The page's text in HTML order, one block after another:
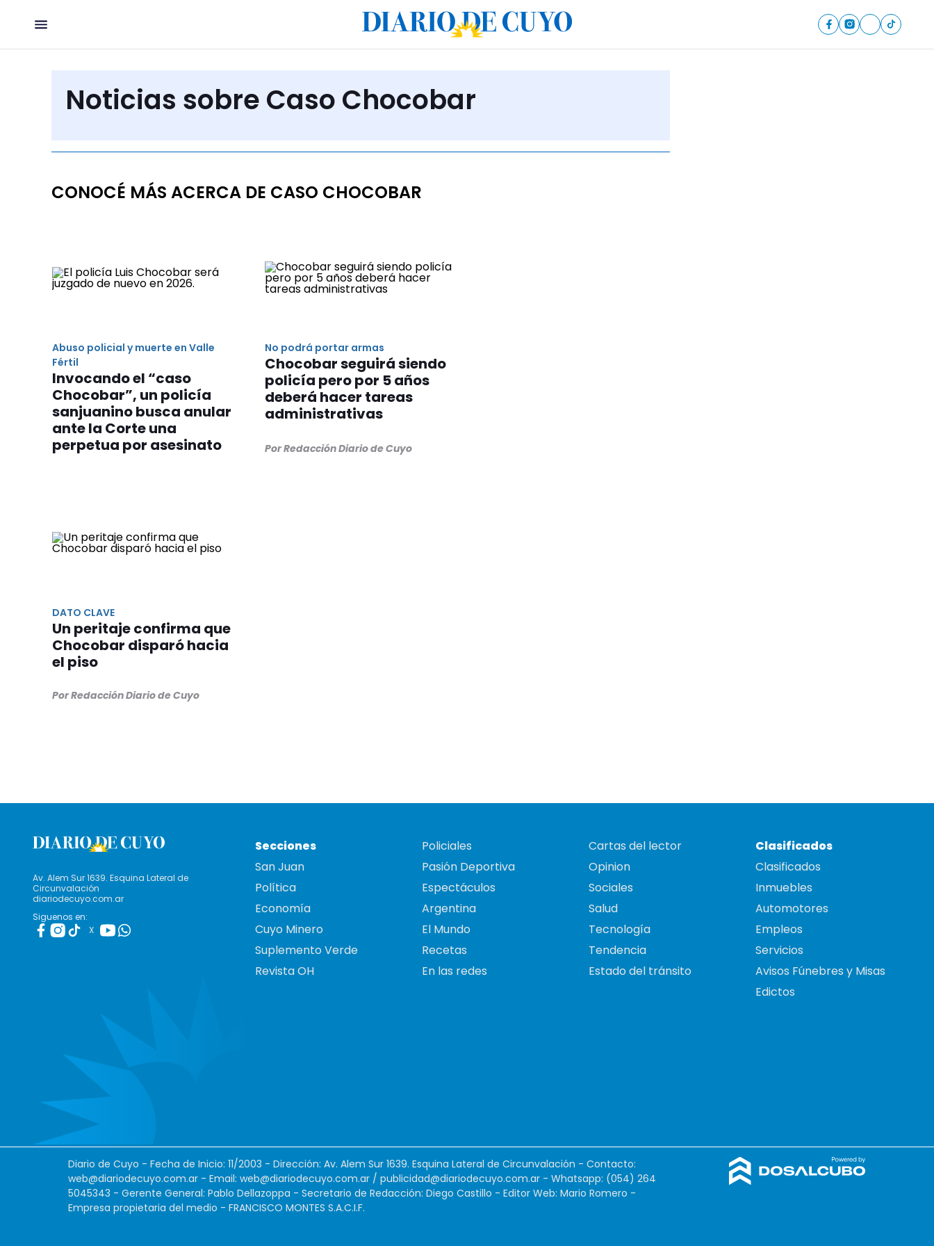
Noticias sobre Caso Chocobar
CONOCÉ MÁS ACERCA DE CASO CHOCOBAR
Abuso policial y muerte en Valle
Fértil
Invocando el “caso
Chocobar”, un policía
sanjuanino busca anular
ante la Corte una
perpetua por asesinato
No podrá portar armas
Chocobar seguirá siendo
policía pero por 5 años
deberá hacer tareas
administrativas
Por Redacción Diario de Cuyo
DATO CLAVE
Un peritaje confirma que
Chocobar disparó hacia
el piso
Por Redacción Diario de Cuyo
Av. Alem Sur 1639. Esquina Lateral de
Circunvalación
diariodecuyo.com.ar
Siguenos en:
X
Secciones
San Juan
Política
Economía
Cuyo Minero
Suplemento Verde
Revista OH
Policiales
Pasión Deportiva
Espectáculos
Argentina
El Mundo
Recetas
En las redes
Cartas del lector
Opinion
Sociales
Salud
Tecnología
Tendencia
Estado del tránsito
Clasificados
Clasificados
Inmuebles
Automotores
Empleos
Servicios
Avisos Fúnebres y Misas
Edictos
Diario de Cuyo - Fecha de Inicio: 11/2003 - Dirección: Av. Alem Sur 1639. Esquina Lateral de Circunvalación - Contacto:
web@diariodecuyo.com.ar - Email: web@diariodecuyo.com.ar / publicidad@diariodecuyo.com.ar - Whatsapp: (054) 264
5045343 - Gerente General: Pablo Dellazoppa - Secretario de Redacción: Diego Castillo - Editor Web: Mario Romero -
Empresa propietaria del medio - FRANCISCO MONTES S.A.C.I.F.